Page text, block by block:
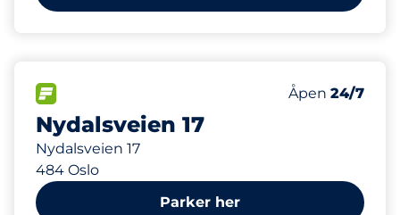
Nydalsveien 17
Nydalsveien 17
484 Oslo
Antall
15
Fredag&nbsp
Åpen 24/7
378 m
Parker her